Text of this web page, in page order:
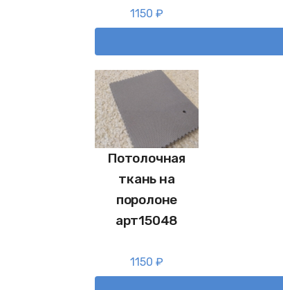
1150 ₽
Потолочная
ткань на
поролоне
арт15048
1150 ₽